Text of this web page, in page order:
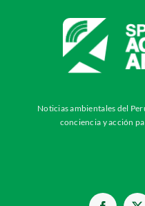
Noticias ambientales del
conciencia y acción